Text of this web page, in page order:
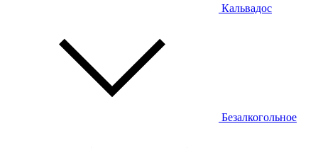
Кальвадос
Безалкогольное